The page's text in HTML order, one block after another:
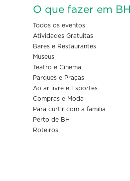
O que fazer em BH
Todos os eventos
Atividades Gratuitas
Bares e Restaurantes
Museus
Teatro e Cinema
Parques e Praças
Ao ar livre e Esportes
Compras e Moda
Para curtir com a familia
Perto de BH
Roteiros